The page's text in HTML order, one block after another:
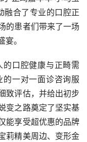
融合了专业的口腔正
的患者们带来了一场
。
口腔健康与正畸需
一对一面诊咨询服
致评估，并给出初步
变之路奠定了坚实基
能享受超优惠的品牌
莉精美周边、变形金